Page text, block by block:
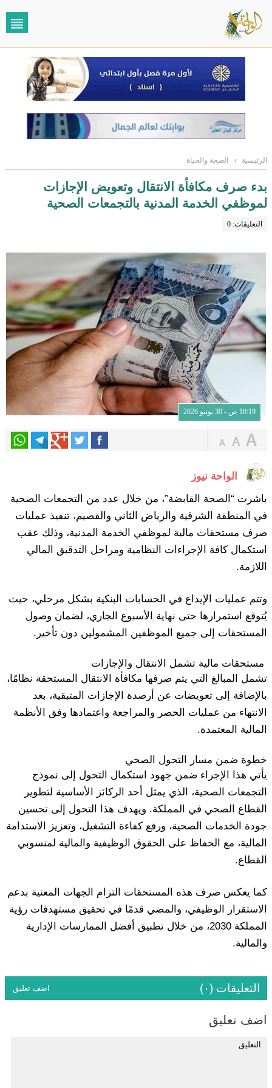
الرئيسية › الصحة والحياة
بدء صرف مكافأة الانتقال وتعويض الإجازات
لموظفي الخدمة المدنية بالتجمعات الصحية
التعليقات: 0
10:19 ص - 30 يونيو 2026
الواحة نيوز
باشرت “الصحة القابضة”، من خلال عدد من التجمعات الصحية
في المنطقة الشرقية والرياض الثاني والقصيم، تنفيذ عمليات
صرف مستحقات مالية لموظفي الخدمة المدنية، وذلك عقب
استكمال كافة الإجراءات النظامية ومراحل التدقيق المالي
اللازمة.
وتتم عمليات الإيداع في الحسابات البنكية بشكل مرحلي، حيث
يُتوقع استمرارها حتى نهاية الأسبوع الجاري، لضمان وصول
المستحقات إلى جميع الموظفين المشمولين دون تأخير.
مستحقات مالية تشمل الانتقال والإجازات
تشمل المبالغ التي يتم صرفها مكافأة الانتقال المستحقة نظامًا،
بالإضافة إلى تعويضات عن أرصدة الإجازات المتبقية، بعد
الانتهاء من عمليات الحصر والمراجعة واعتمادها وفق الأنظمة
المالية المعتمدة.
خطوة ضمن مسار التحول الصحي
يأتي هذا الإجراء ضمن جهود استكمال التحول إلى نموذج
التجمعات الصحية، الذي يمثل أحد الركائز الأساسية لتطوير
القطاع الصحي في المملكة. ويهدف هذا التحول إلى تحسين
جودة الخدمات الصحية، ورفع كفاءة التشغيل، وتعزيز الاستدامة
المالية، مع الحفاظ على الحقوق الوظيفية والمالية لمنسوبي
القطاع.
كما يعكس صرف هذه المستحقات التزام الجهات المعنية بدعم
الاستقرار الوظيفي، والمضي قدمًا في تحقيق مستهدفات رؤية
المملكة 2030، من خلال تطبيق أفضل الممارسات الإدارية
والمالية.
التعليقات (٠) اضف تعليق
اضف تعليق